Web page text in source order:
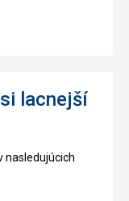
lacnejší
nasledujúcich